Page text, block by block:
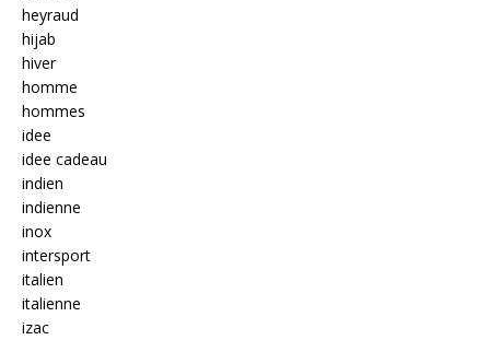
heyraud
hijab
hiver
homme
hommes
idee
idee cadeau
indien
indienne
inox
intersport
italien
italienne
izac